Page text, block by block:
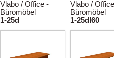
Vlabo / Office -
Büromöbel
1-25d
Vlabo /
Büromöbel
1-25dl60